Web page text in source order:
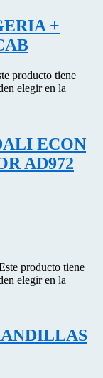
+
producto tiene
elegir en la
ECON
AD972
producto tiene
elegir en la